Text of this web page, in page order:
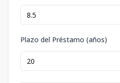
Plazo del Préstamo (años)